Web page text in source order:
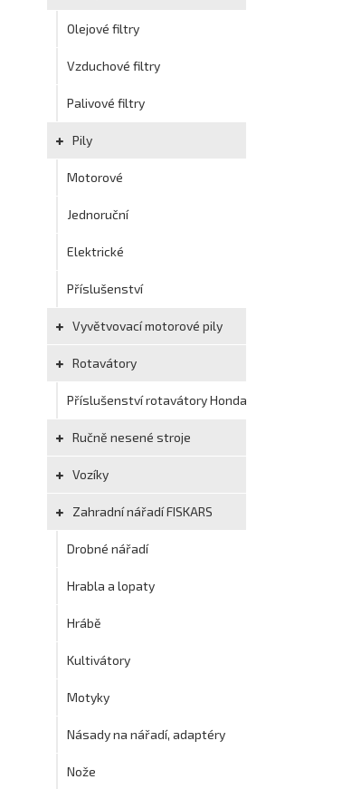
Olejové filtry
Vzduchové filtry
Palivové filtry
Pily
Motorové
Jednoruční
Elektrické
Příslušenství
Vyvětvovací motorové pily
Rotavátory
Příslušenství rotavátory Honda
Ručně nesené stroje
Vozíky
Zahradní nářadí FISKARS
Drobné nářadí
Hrabla a lopaty
Hrábě
Kultivátory
Motyky
Násady na nářadí, adaptéry
Nože